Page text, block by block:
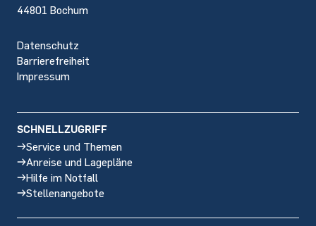
44801 Bochum
Datenschutz
Barrierefreiheit
Impressum
SCHNELLZUGRIFF
Service und Themen
Anreise und Lagepläne
Hilfe im Notfall
Stellenangebote